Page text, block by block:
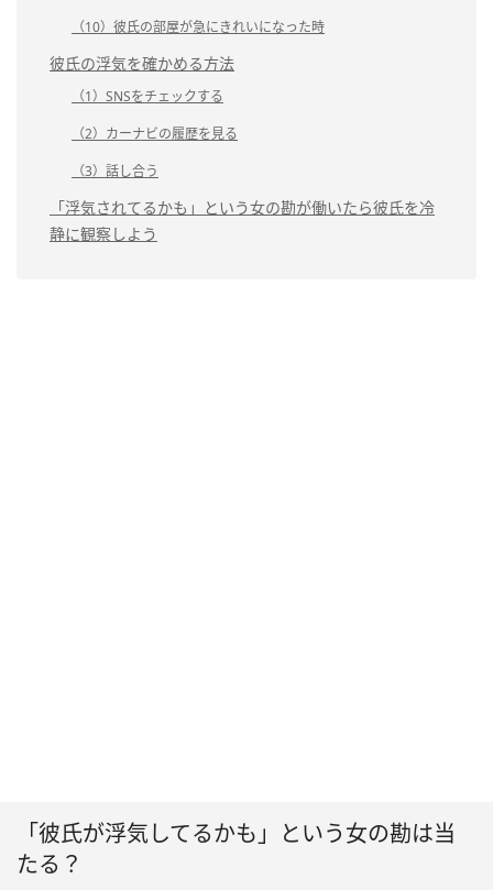
（10）彼氏の部屋が急にきれいになった時
彼氏の浮気を確かめる方法
（1）SNSをチェックする
（2）カーナビの履歴を見る
（3）話し合う
「浮気されてるかも」という女の勘が働いたら彼氏を冷
静に観察しよう
「彼氏が浮気してるかも」という女の勘は当
たる？